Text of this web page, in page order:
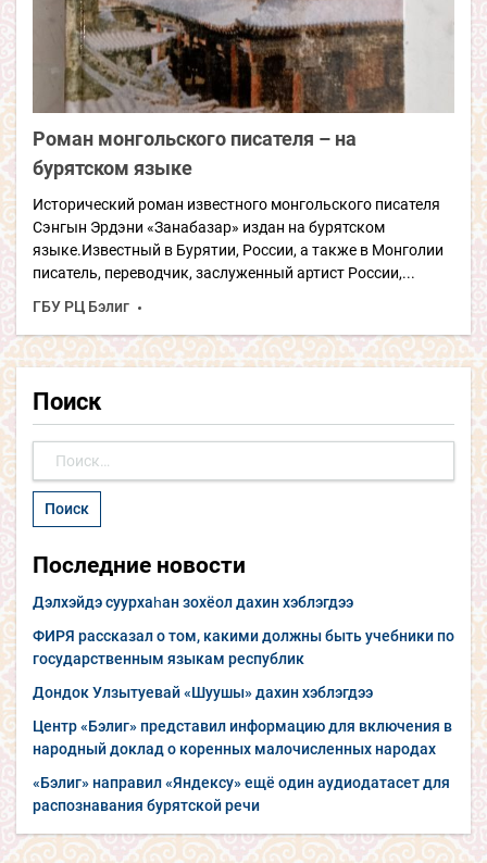
Роман монгольского писателя – на
бурятском языке
Исторический роман известного монгольского писателя
Сэнгын Эрдэни «Занабазар» издан на бурятском
языке.Известный в Бурятии, России, а также в Монголии
писатель, переводчик, заслуженный артист России,...
ГБУ РЦ Бэлиг
Поиск
Последние новости
Дэлхэйдэ суурхаһан зохёол дахин хэблэгдээ
ФИРЯ рассказал о том, какими должны быть учебники по
государственным языкам республик
Дондок Улзытуевай «Шуушы» дахин хэблэгдээ
Центр «Бэлиг» представил информацию для включения в
народный доклад о коренных малочисленных народах
«Бэлиг» направил «Яндексу» ещё один аудиодатасет для
распознавания бурятской речи